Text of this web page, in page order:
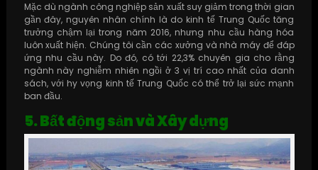
Mặc dù ngành công nghiệp sản xuất suy giảm trong thời gian
gần đây, nguyên nhân chính là do kinh tế Trung Quốc tăng
trưởng chậm lại trong năm 2016, nhưng nhu cầu hàng hóa
luôn xuất hiện. Chúng tôi cần các xưởng và nhà máy để đáp
ứng nhu cầu này. Do đó, có tới 22,3% chuyên gia cho rằng
ngành này nghiễm nhiên ngồi ở 3 vị trí cao nhất của danh
sách, với hy vọng kinh tế Trung Quốc có thể trở lại sức mạnh
ban đầu.
5. Bất động sản và Xây dựng